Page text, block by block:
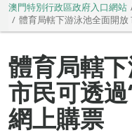
澳門特別行政區政府入口網站
體育局轄下游泳池全面開放
體育局轄
市民可透
網上購票